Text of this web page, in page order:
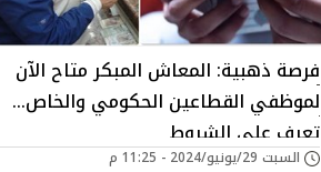
فرصة ذهبية: المعاش المبكر متاح الآن
لموظفي القطاعين الحكومي والخاص...
تعرف على الشروط
السبت 29/يونيو/2024 - 11:25 م